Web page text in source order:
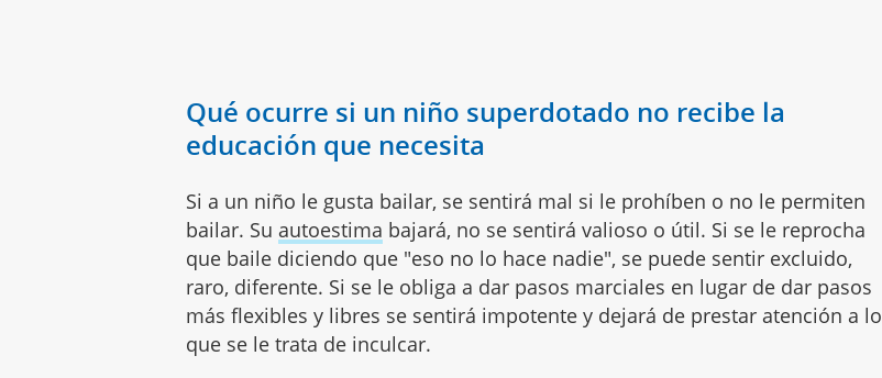
Qué ocurre si un niño superdotado no recibe la
educación que necesita
Si a un niño le gusta bailar, se sentirá mal si le prohíben o no le permiten
bailar. Su autoestima bajará, no se sentirá valioso o útil. Si se le reprocha
que baile diciendo que "eso no lo hace nadie", se puede sentir excluido,
raro, diferente. Si se le obliga a dar pasos marciales en lugar de dar pasos
más flexibles y libres se sentirá impotente y dejará de prestar atención a lo
que se le trata de inculcar.